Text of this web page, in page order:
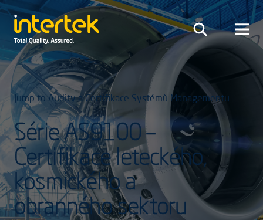
Jump to Audity a Certifikace Systémů Managementu
Série AS9100 –
Certifikace leteckého,
kosmického a
obranného sektoru